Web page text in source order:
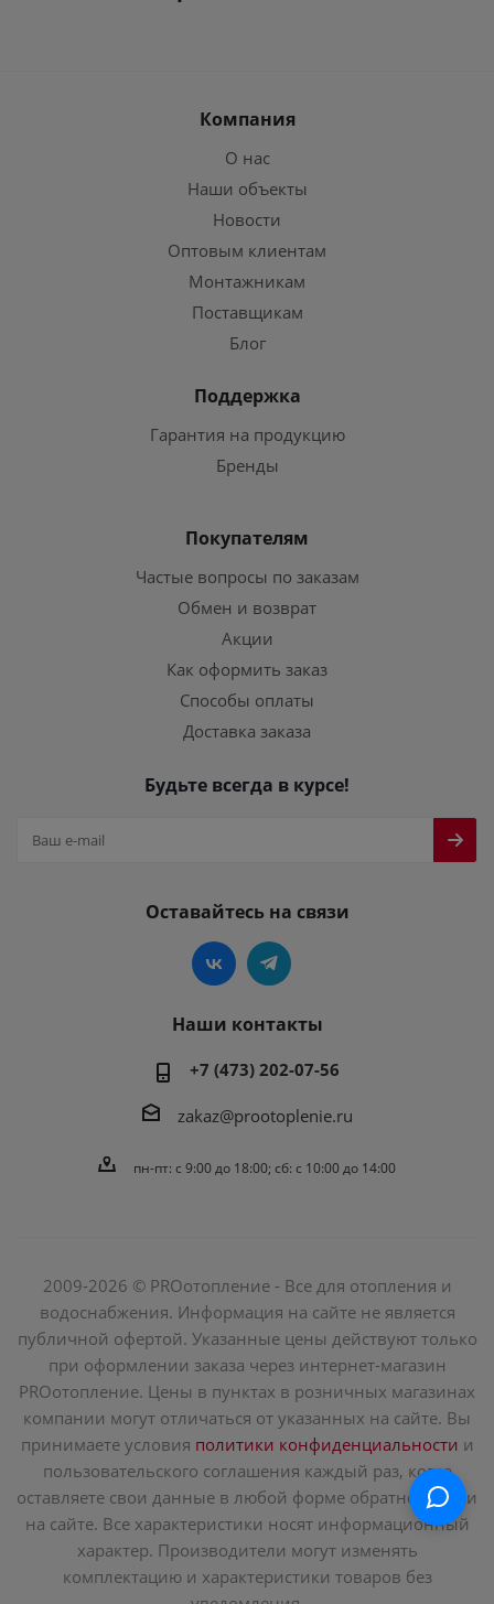
Компания
О нас
Наши объекты
Новости
Оптовым клиентам
Монтажникам
Поставщикам
Блог
Поддержка
Гарантия на продукцию
Бренды
Покупателям
Частые вопросы по заказам
Обмен и возврат
Акции
Как оформить заказ
Способы оплаты
Доставка заказа
Будьте всегда в курсе!
Оставайтесь на связи
Наши контакты
+7 (473) 202-07-56
zakaz@prootoplenie.ru
пн-пт: c 9:00 до 18:00; сб: с 10:00 до 14:00
2009-2026 © PROотопление - Все для отопления и
водоснабжения. Информация на сайте не является
публичной офертой. Указанные цены действуют только
при оформлении заказа через интернет-магазин
PROотопление. Цены в пунктах в розничных магазинах
компании могут отличаться от указанных на сайте. Вы
принимаете условия политики конфиденциальности и
пользовательского соглашения каждый раз, когда
оставляете свои данные в любой форме обратной связи
на сайте. Все характеристики носят информационный
характер. Производители могут изменять
комплектацию и характеристики товаров без